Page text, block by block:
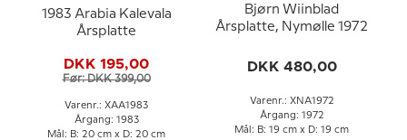
1983 Arabia Kalevala
Årsplatte
DKK 195,00
Før: DKK 399,00
Varenr.: XAA1983
Årgang: 1983
Mål: B: 20 cm x D: 20 cm
Bjørn Wiinblad
Årsplatte, Nymølle 1972
DKK 480,00
Varenr.: XNA1972
Årgang: 1972
Mål: B: 19 cm x D: 19 cm